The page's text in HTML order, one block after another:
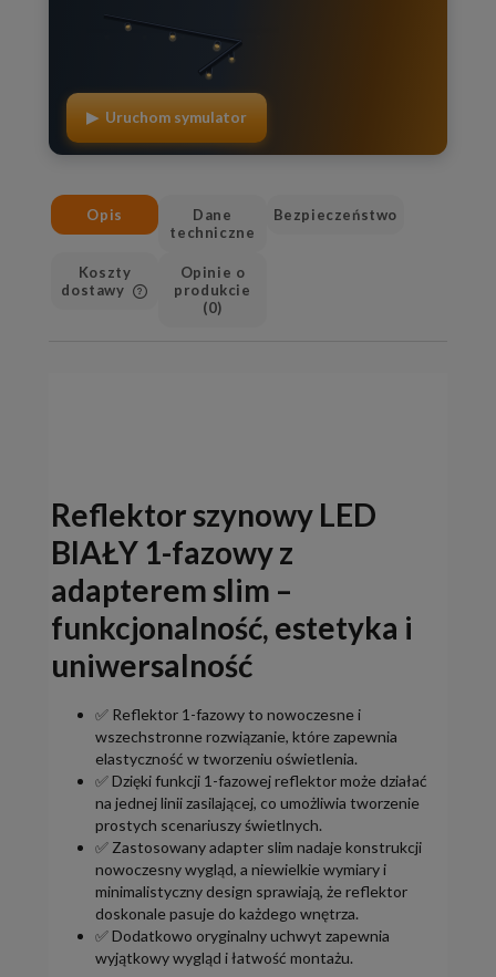
▶ Uruchom symulator
Opis
Dane
techniczne
Bezpieczeństwo
Koszty
dostawy
Cena nie zawiera ewentualnych
Opinie o
produkcie
(0)
Reflektor szynowy LED
BIAŁY 1-fazowy z
adapterem slim –
funkcjonalność, estetyka i
uniwersalność
✅ Reflektor 1-fazowy to nowoczesne i
wszechstronne rozwiązanie, które zapewnia
elastyczność w tworzeniu oświetlenia.
✅ Dzięki funkcji 1-fazowej reflektor może działać
na jednej linii zasilającej, co umożliwia tworzenie
prostych scenariuszy świetlnych.
✅ Zastosowany adapter slim nadaje konstrukcji
nowoczesny wygląd, a niewielkie wymiary i
minimalistyczny design sprawiają, że reflektor
doskonale pasuje do każdego wnętrza.
✅ Dodatkowo oryginalny uchwyt zapewnia
wyjątkowy wygląd i łatwość montażu.